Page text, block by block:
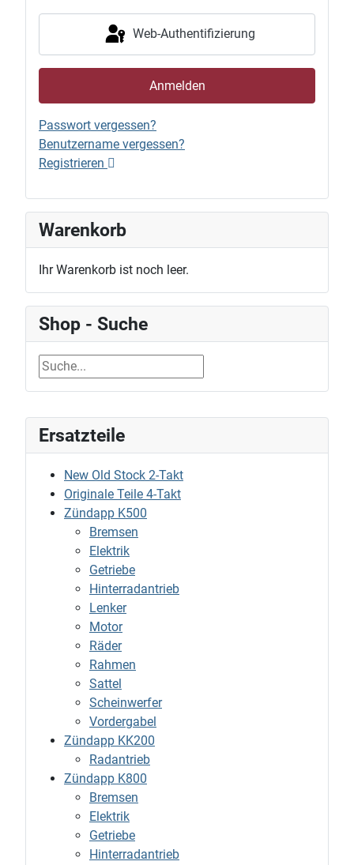
Ersatzteile
New Old Stock 2-Takt
Originale Teile 4-Takt
Zündapp K500
Bremsen
Elektrik
Getriebe
Hinterradantrieb
Lenker
Motor
Räder
Rahmen
Sattel
Scheinwerfer
Vordergabel
Zündapp KK200
Radantrieb
Zündapp K800
Bremsen
Elektrik
Getriebe
Hinterradantrieb
Web-Authentifizierung
Anmelden
Passwort vergessen?
Benutzername vergessen?
Registrieren
Warenkorb
Ihr Warenkorb ist noch leer.
Shop - Suche